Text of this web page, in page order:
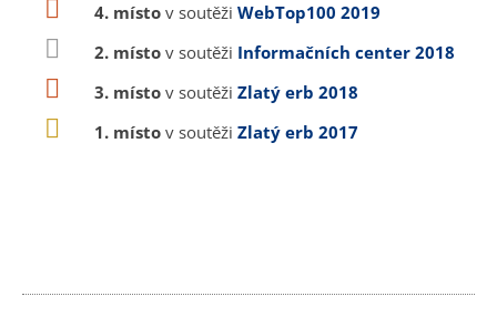
4. místo v soutěži WebTop100 2019
2. místo v soutěži Informačních center 2018
3. místo v soutěži Zlatý erb 2018
1. místo v soutěži Zlatý erb 2017